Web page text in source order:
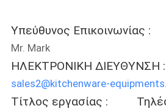
Υπεύθυνος Επικοινωνίας :
Mr. Mark
ΗΛΕΚΤΡΟΝΙΚΗ ΔΙΕΥΘΥΝΣΗ :
sales2@kitchenware-
Τίτλος εργασίας :